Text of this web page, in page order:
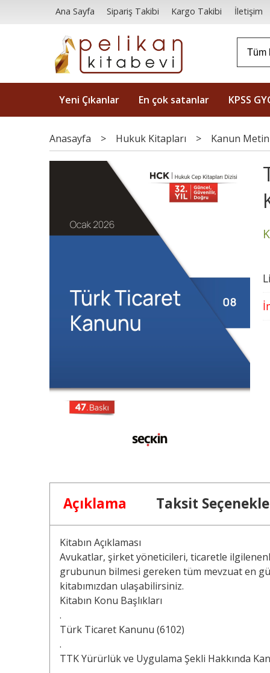
Ana Sayfa Sipariş Takibi Kargo Takibi İletişim
Yeni Çıkanlar En çok satanlar KPSS
Anasayfa > Hukuk Kitapları > Kanun
Açıklama Taksit
Kitabın Açıklaması
Avukatlar, şirket yöneticileri, ticaretle
grubunun bilmesi gereken tüm mevzuat en
kitabımızdan ulaşabilirsiniz.
Kitabın Konu Başlıkları
.
Türk Ticaret Kanunu (6102)
.
TTK Yürürlük ve Uygulama Şekli Hakkında